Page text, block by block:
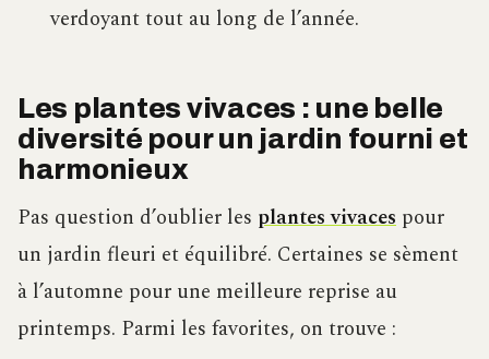
verdoyant tout au long de l’année.
Les plantes vivaces : une belle
diversité pour un jardin fourni et
harmonieux
Pas question d’oublier les plantes vivaces pour
un jardin fleuri et équilibré. Certaines se sèment
à l’automne pour une meilleure reprise au
printemps. Parmi les favorites, on trouve :